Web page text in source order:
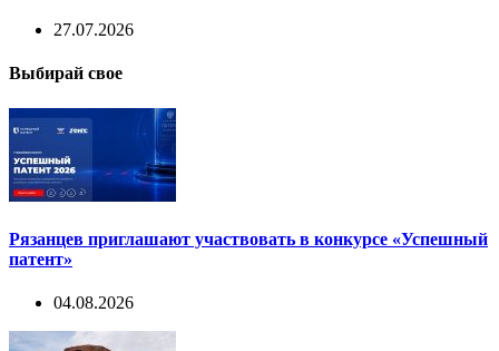
27.07.2026
Выбирай свое
Рязанцев приглашают участвовать в конкурсе «Успешный
патент»
04.08.2026